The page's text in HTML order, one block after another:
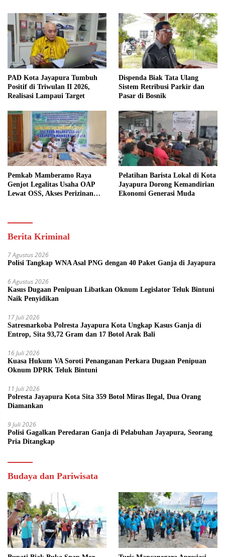
PAD Kota Jayapura Tumbuh
Positif di Triwulan II 2026,
Realisasi Lampaui Target
Dispenda Biak Tata Ulang
Sistem Retribusi Parkir dan
Pasar di Bosnik
Pemkab Mamberamo Raya
Genjot Legalitas Usaha OAP
Lewat OSS, Akses Perizinan
Pelatihan Barista Lokal di Kota
Jayapura Dorong Kemandirian
Ekonomi Generasi Muda
Berita Kriminal
7 Agustus 2026
Polisi Tangkap WNA Asal PNG dengan 40 Paket Ganja di Jayapura
6 Agustus 2026
Kasus Dugaan Penipuan Libatkan Oknum Legislator Teluk Bintuni
Naik Penyidikan
17 Juli 2026
Satresnarkoba Polresta Jayapura Kota Ungkap Kasus Ganja di
Entrop, Sita 93,72 Gram dan 17 Botol Arak Bali
16 Juli 2026
Kuasa Hukum VA Soroti Penanganan Perkara Dugaan Penipuan
Oknum DPRK Teluk Bintuni
11 Juli 2026
Polresta Jayapura Kota Sita 359 Botol Miras Ilegal, Dua Orang
Diamankan
9 Juli 2026
Polisi Gagalkan Peredaran Ganja di Pelabuhan Jayapura, Seorang
Pria Ditangkap
Budaya dan Pariwisata